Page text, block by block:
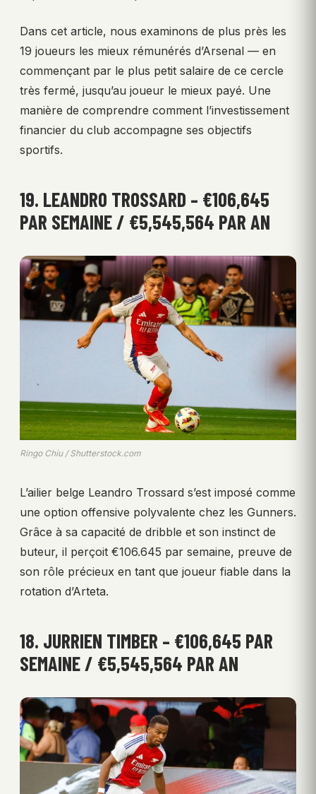
Dans cet article, nous examinons de plus près les
19 joueurs les mieux rémunérés d’Arsenal — en
commençant par le plus petit salaire de ce cercle
très fermé, jusqu’au joueur le mieux payé. Une
manière de comprendre comment l’investissement
financier du club accompagne ses objectifs
sportifs.
19. LEANDRO TROSSARD – €106,645
PAR SEMAINE / €5,545,564 PAR AN
Ringo Chiu / Shutterstock.com
L’ailier belge Leandro Trossard s’est imposé comme
une option offensive polyvalente chez les Gunners.
Grâce à sa capacité de dribble et son instinct de
buteur, il perçoit €106.645 par semaine, preuve de
son rôle précieux en tant que joueur fiable dans la
rotation d’Arteta.
18. JURRIEN TIMBER – €106,645 PAR
SEMAINE / €5,545,564 PAR AN